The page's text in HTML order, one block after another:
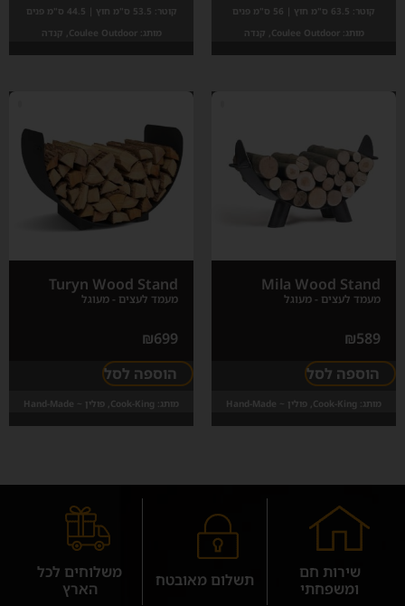
קוטר: 63.5 ס"מ חוץ | 56 ס"מ פנים
מותג:Coulee Outdoor, קנדה
קוטר: 53.5 ס"מ חוץ | 44.5 ס"מ פנים
מותג:Coulee Outdoor, קנדה
Mila Wood Stand
מעמד לעצים - מעוגל
₪589
הוספה לסל
מותג: Cook-King, פולין ~ Hand-Made
Turyn Wood Stand
מעמד לעצים - מעוגל
₪699
הוספה לסל
מותג: Cook-King, פולין ~ Hand-Made
שירות חם
ומשפחתי
תשלום מאובטח
משלוחים לכל
הארץ